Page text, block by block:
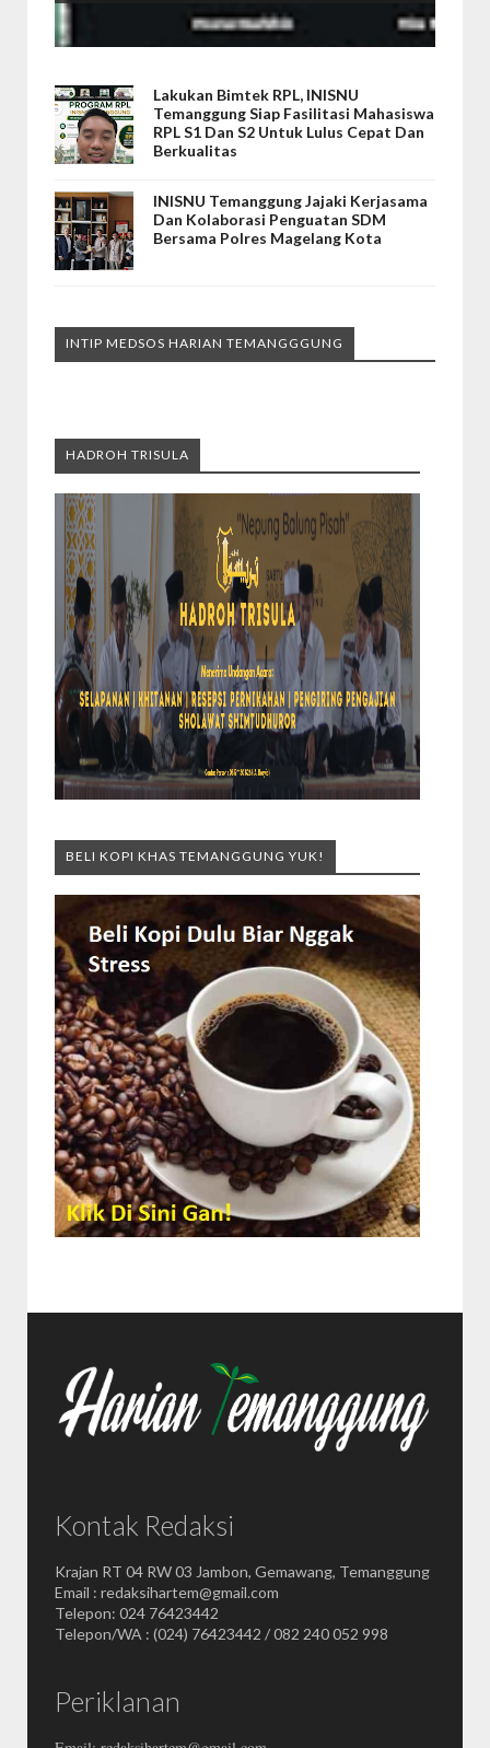
Lakukan Bimtek RPL, INISNU
Temanggung Siap Fasilitasi Mahasiswa
RPL S1 Dan S2 Untuk Lulus Cepat Dan
Berkualitas
INISNU Temanggung Jajaki Kerjasama
Dan Kolaborasi Penguatan SDM
Bersama Polres Magelang Kota
INTIP MEDSOS HARIAN TEMANGGGUNG
HADROH TRISULA
BELI KOPI KHAS TEMANGGUNG YUK!
Kontak Redaksi
Krajan RT 04 RW 03 Jambon, Gemawang, Temanggung
Email : redaksihartem@gmail.com
Telepon: 024 76423442
Telepon/WA : (024) 76423442 / 082 240 052 998
Periklanan